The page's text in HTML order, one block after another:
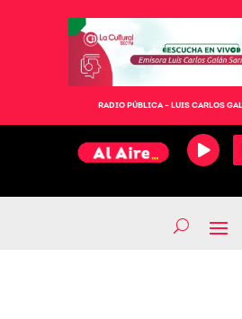
RADIO PÚBLICA – LUIS CARLOS